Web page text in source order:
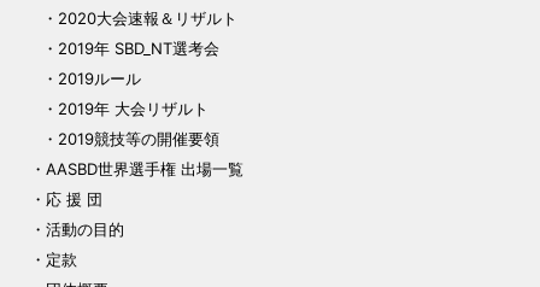
2020大会速報＆リザルト
2019年 SBD_NT選考会
2019ルール
2019年 大会リザルト
2019競技等の開催要領
AASBD世界選手権 出場一覧
応 援 団
活動の目的
定款